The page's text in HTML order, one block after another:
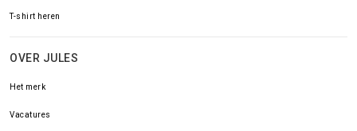
T-shirt heren
OVER JULES
Het merk
Vacatures